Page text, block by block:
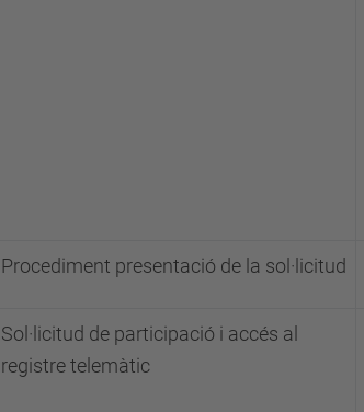
Procediment presentació de la sol·licitud
Sol·licitud de participació i accés al
registre telemàtic